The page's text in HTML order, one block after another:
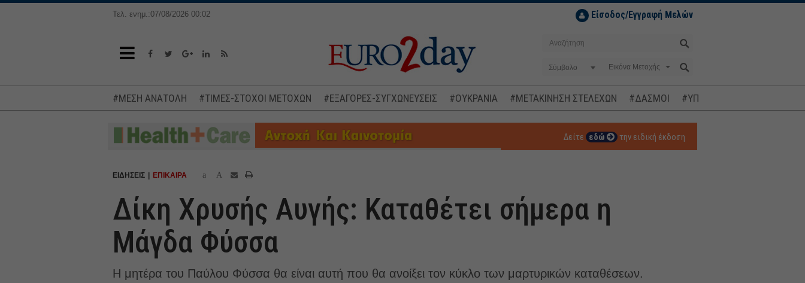
Τελ. ενημ.:07/08/2026 00:02 Είσοδος/Εγγραφή Μελών
Σύμβολο
#ΜΕΣΗ ΑΝΑΤΟΛΗ #ΤΙΜΕΣ-ΣΤΟΧΟΙ ΜΕΤΟΧΩΝ #ΕΞΑΓΟΡΕΣ-ΣΥΓΧΩΝΕΥΣΕΙΣ #ΟΥΚΡΑΝΙΑ #ΜΕΤΑΚΙΝΗΣΗ ΣΤΕΛΕΧΩΝ #ΔΑΣΜΟΙ #ΥΠΟΚΛΟΠΕΣ
Δείτε εδώ την ειδική έκδοση
ΕΙΔΗΣΕΙΣ ΕΠΙΚΑΙΡΑ a A
Δίκη Χρυσής Αυγής: Καταθέτει σήμερα η
Μάγδα Φύσσα
Η μητέρα του Παύλου Φύσσα θα είναι αυτή που θα ανοίξει τον κύκλο των μαρτυρικών καταθέσεων.